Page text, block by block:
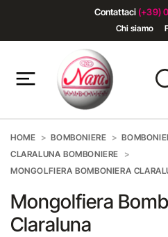
Contattaci (+39)
Chi siamo
HOME BOMBONIERE
CLARALUNA BOMBONIERE
MONGOLFIERA BOMBONIERA
Mongolfiera
Claraluna